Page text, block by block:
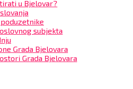
u Bjelovar?
subjekta
Grada Bjelovara
Grada Bjelovara